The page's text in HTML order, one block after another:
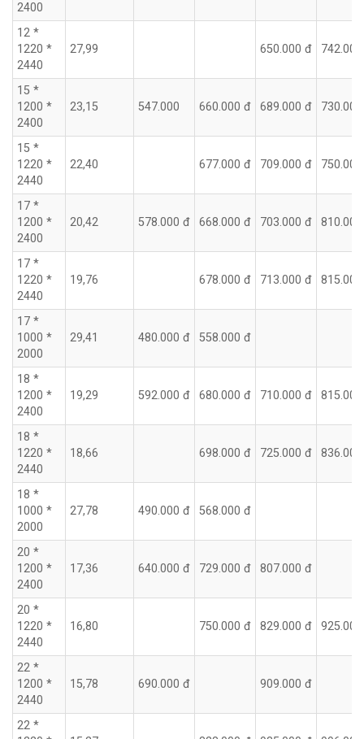
2400
12 *
1220 *
2440
27,99 650.000 đ
15 *
1200 *
2400
23,15 547.000 660.000 đ 689.000 đ
15 *
1220 *
2440
22,40 677.000 đ 709.000 đ
17 *
1200 *
2400
20,42 578.000 đ 668.000 đ 703.000 đ
17 *
1220 *
2440
19,76 678.000 đ 713.000 đ
17 *
1000 *
2000
29,41 480.000 đ 558.000 đ
18 *
1200 *
2400
19,29 592.000 đ 680.000 đ 710.000 đ
18 *
1220 *
2440
18,66 698.000 đ 725.000 đ
18 *
1000 *
2000
27,78 490.000 đ 568.000 đ
20 *
1200 *
2400
17,36 640.000 đ 729.000 đ 807.000 đ
20 *
1220 *
2440
16,80 750.000 đ 829.000 đ
22 *
1200 *
2440
15,78 690.000 đ 909.000 đ
22 *